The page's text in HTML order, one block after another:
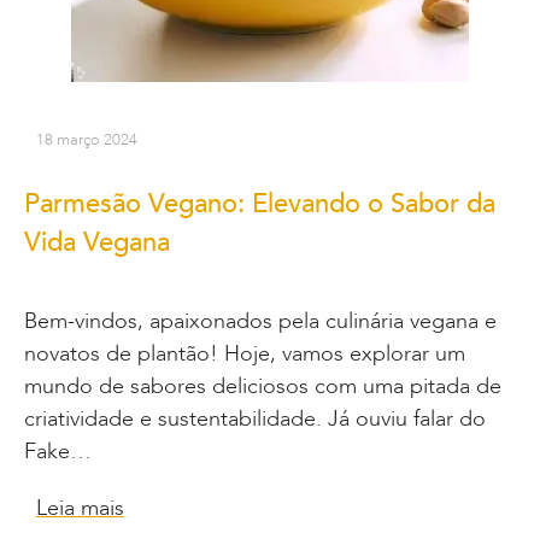
18 março 2024
Parmesão Vegano: Elevando o Sabor da
Vida Vegana
Bem-vindos, apaixonados pela culinária vegana e
novatos de plantão! Hoje, vamos explorar um
mundo de sabores deliciosos com uma pitada de
criatividade e sustentabilidade. Já ouviu falar do
Fake…
Leia mais